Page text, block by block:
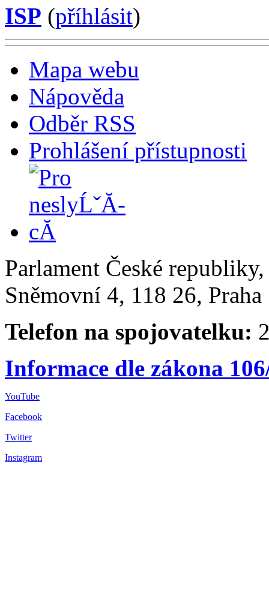
ISP (příhlásit)
Mapa webu
Nápověda
Odběr RSS
Prohlášení přístupnosti
Parlament České
Sněmovní 4, 118 26,
Telefon na spojovatelku:
Informace dle zákona
YouTube
Facebook
Twitter
Instagram